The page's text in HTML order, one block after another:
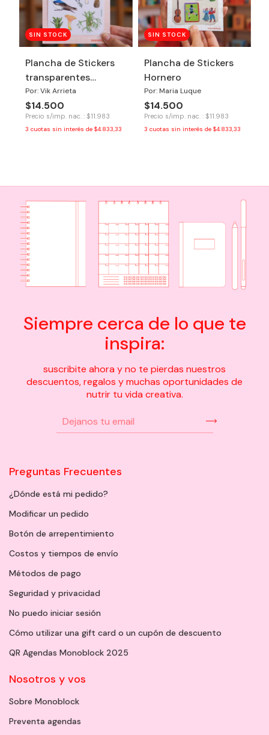
SIN STOCK
Plancha de Stickers
transparentes
Botánico
Por: Vik Arrieta
$14.500
Precio s/imp. nac. : $11.983
3 cuotas sin interés de $4.833,33
SIN STOCK
Plancha de Stickers
Hornero
Por: Maria Luque
$14.500
Precio s/imp. nac. : $11.983
3 cuotas sin interés de $4.833,33
Siempre cerca de lo que te
inspira:
suscribite ahora y no te pierdas nuestros
descuentos, regalos y muchas oportunidades de
nutrir tu vida creativa.
Preguntas Frecuentes
¿Dónde está mi pedido?
Modificar un pedido
Botón de arrepentimiento
Costos y tiempos de envío
Métodos de pago
Seguridad y privacidad
No puedo iniciar sesión
Cómo utilizar una gift card o un cupón de descuento
QR Agendas Monoblock 2025
Nosotros y vos
Sobre Monoblock
Preventa agendas